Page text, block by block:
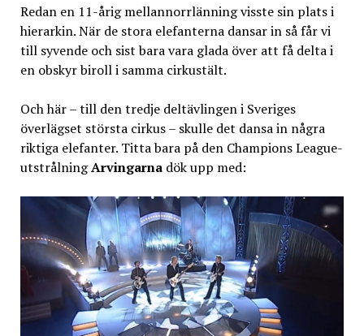
Redan en 11-årig mellannorrlänning visste sin plats i
hierarkin. När de stora elefanterna dansar in så får vi
till syvende och sist bara vara glada över att få delta i
en obskyr biroll i samma cirkustält.
Och här – till den tredje deltävlingen i Sveriges
överlägset största cirkus – skulle det dansa in några
riktiga elefanter. Titta bara på den Champions League-
utstrålningArvingarnadök upp med: